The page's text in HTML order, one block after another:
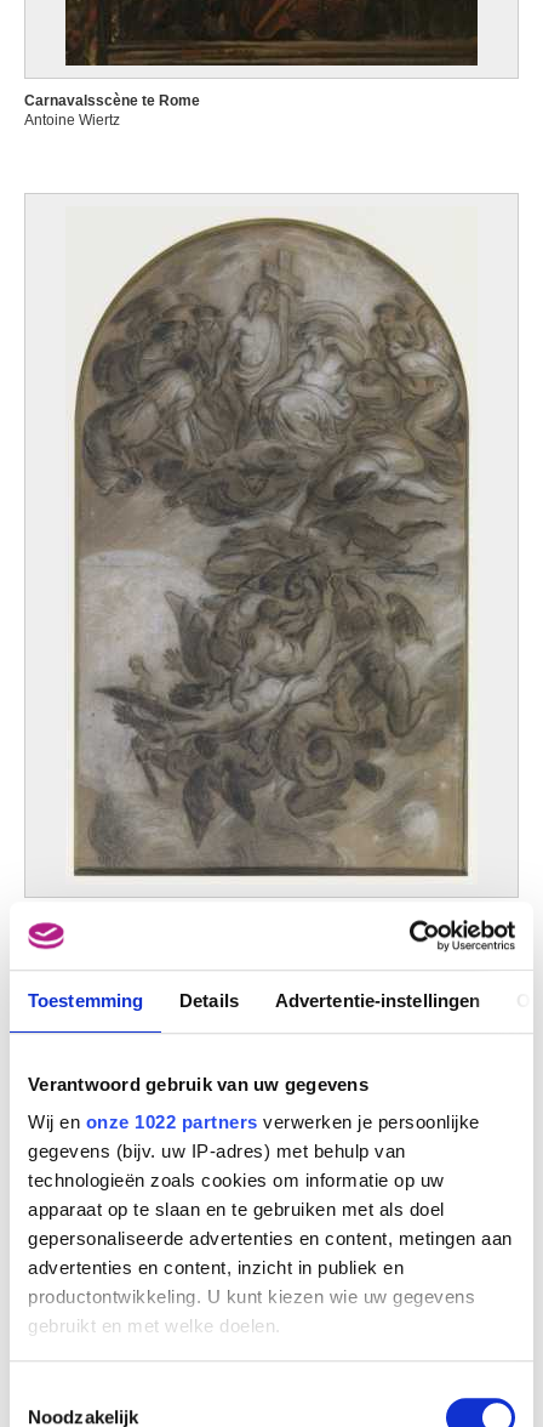
Toestemming Details Advertentie-instellingen
Verantwoord gebruik van uw gegevens
Wij en onze 1022 partners verwerken je persoonlijke
gegevens (bijv. uw IP-adres) met behulp van
technologieën zoals cookies om informatie op uw
apparaat op te slaan en te gebruiken met als doel
gepersonaliseerde advertenties en content, metingen aan
advertenties en content, inzicht in publiek en
productontwikkeling. U kunt kiezen wie uw gegevens
gebruikt en met welke doelen.
Informatie verzamelen over uw geografische
Noodzakelijk
Carnavalsscène te Rome
Antoine Wiertz
Christus in de hemel
Antoine Wiertz
Christus in het graf. Linkerluik : Eva's eerste onrust na de zondeval.
Midden : Christus in het graf. Rechterluik : De Engel des Kwaads
Antoine Wiertz